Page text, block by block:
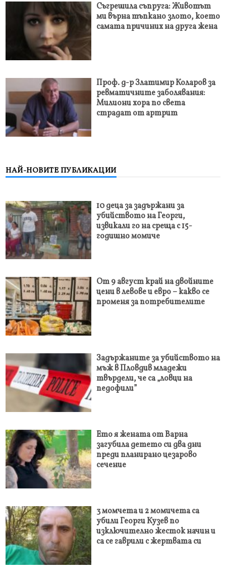
Съгрешила съпруга: Животът
ми върна тъпкано злото, което
самата причиних на друга жена
Проф. д-р Златимир Коларов за
ревматичните заболявания:
Милиони хора по света
страдат от артрит
НАЙ-НОВИТЕ ПУБЛИКАЦИИ
10 деца за задържани за
убийството на Георги,
извикали го на среща с 15-
годишно момиче
От 9 август край на двойните
цени в левове и евро – какво се
променя за потребителите
Задържаните за убийството на
мъж в Пловдив младежи
твърдели, че са „ловци на
педофили”
Ето я жената от Варна
загубила детето си два дни
преди планирано цезарово
сечение
3 момчета и 2 момичета са
убили Георги Кузев по
изключително жесток начин и
са се гаврили с жертвата си